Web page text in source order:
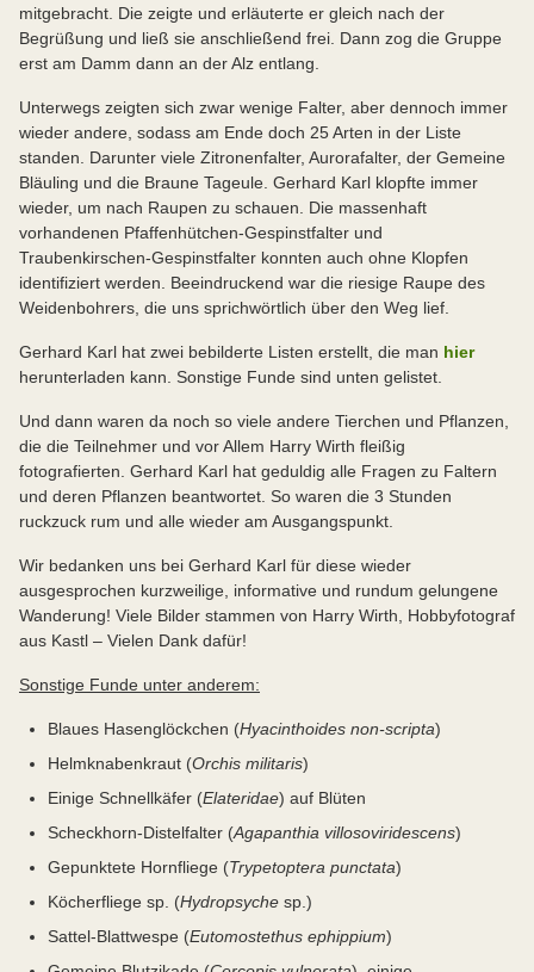
mitgebracht. Die zeigte und erläuterte er gleich nach der
Begrüßung und ließ sie anschließend frei. Dann zog die Gruppe
erst am Damm dann an der Alz entlang.
Unterwegs zeigten sich zwar wenige Falter, aber dennoch immer
wieder andere, sodass am Ende doch 25 Arten in der Liste
standen. Darunter viele Zitronenfalter, Aurorafalter, der Gemeine
Bläuling und die Braune Tageule. Gerhard Karl klopfte immer
wieder, um nach Raupen zu schauen. Die massenhaft
vorhandenen Pfaffenhütchen-Gespinstfalter und
Traubenkirschen-Gespinstfalter konnten auch ohne Klopfen
identifiziert werden. Beeindruckend war die riesige Raupe des
Weidenbohrers, die uns sprichwörtlich über den Weg lief.
Gerhard Karl hat zwei bebilderte Listen erstellt, die man hier
herunterladen kann. Sonstige Funde sind unten gelistet.
Und dann waren da noch so viele andere Tierchen und Pflanzen,
die die Teilnehmer und vor Allem Harry Wirth fleißig
fotografierten. Gerhard Karl hat geduldig alle Fragen zu Faltern
und deren Pflanzen beantwortet. So waren die 3 Stunden
ruckzuck rum und alle wieder am Ausgangspunkt.
Wir bedanken uns bei Gerhard Karl für diese wieder
ausgesprochen kurzweilige, informative und rundum gelungene
Wanderung! Viele Bilder stammen von Harry Wirth, Hobbyfotograf
aus Kastl – Vielen Dank dafür!
Sonstige Funde unter anderem:
Blaues Hasenglöckchen (Hyacinthoides non-scripta)
Helmknabenkraut (Orchis militaris)
Einige Schnellkäfer (Elateridae) auf Blüten
Scheckhorn-Distelfalter (Agapanthia villosoviridescens)
Gepunktete Hornfliege (Trypetoptera punctata)
Köcherfliege sp. (Hydropsyche sp.)
Sattel-Blattwespe (Eutomostethus ephippium)